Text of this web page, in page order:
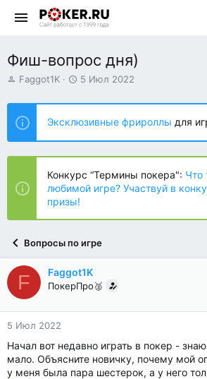
Фиш-вопрос дня)
А
т
о
р
т
е
ы
Faggot1K
Д
т
н
а
ч
л
а
5 Июл 2022
Эксклюзивные фрироллы для
Конкурс “Термины покера": Что
любимой игре? Участвуй в
призы!
Вопросы по игре
F Faggot1K
ПокерПро🥈
5 Июл 2022
Начал вот недавно играть в покер -
мало. Объясните новичку, почему мой
у меня была пара шестерок, а у него